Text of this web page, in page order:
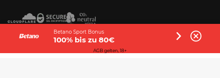
Betano Sport Bonus
100% bis zu 80€
AGB gelten, 18+